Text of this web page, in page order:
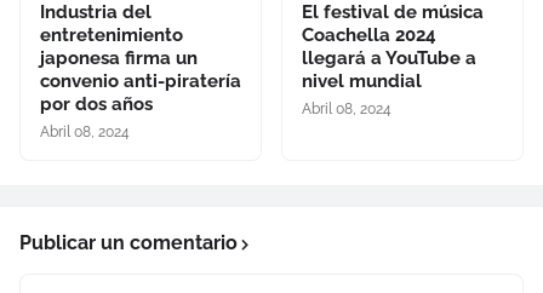
Industria del
entretenimiento
japonesa firma un
convenio anti-piratería
por dos años
Abril 08, 2024
El festival de música
Coachella 2024
llegará a YouTube a
nivel mundial
Abril 08, 2024
Publicar un comentario